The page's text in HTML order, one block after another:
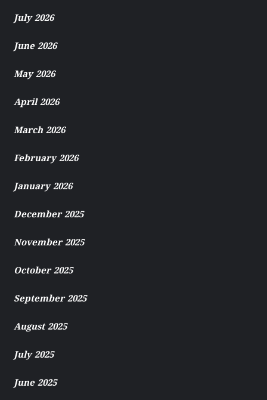
July 2026
June 2026
May 2026
April 2026
March 2026
February 2026
January 2026
December 2025
November 2025
October 2025
September 2025
August 2025
July 2025
June 2025